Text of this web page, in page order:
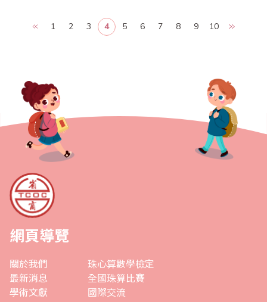
1 2 3 4 5 6 7 8 9 10
網頁導覽
關於我們
最新消息
學術文獻
珠心算數學檢定
全國珠算比賽
國際交流